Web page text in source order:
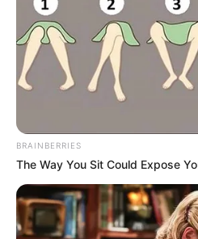
BRAINBERRIES
The Way You Sit Could Expose